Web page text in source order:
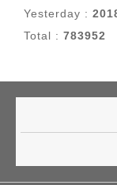
Yesterday :
Total : 783952